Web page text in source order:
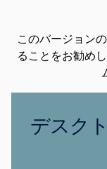
このバージョン
ることをお勧め
デスク